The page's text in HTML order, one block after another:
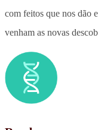
com feitos que nos dão
venham as novas